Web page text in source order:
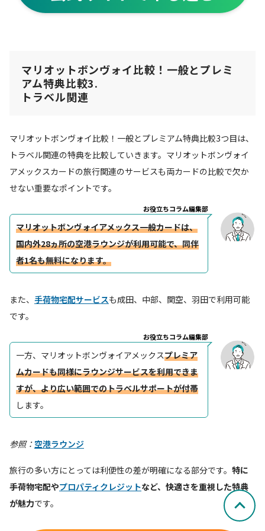
マリオットボンヴォイ比較！一般とプレミ
アム特典比較3.
トラベル関連
マリオットボンヴォイ比較！一般とプレミアム特典比較3つ目は、
トラベル関連の特典を比較していきます。マリオットボンヴォイ
アメックスカードの旅行関連のサービスも両カードの比較で欠か
せない重要なポイントです。
お役立ちコラム編集部
マリオットボンヴォイアメックス一般カードは、
国内外28ヵ所の空港ラウンジが利用可能で、同伴
者1名も無料になります。
また、 手荷物宅配サービスも成田、中部、関空、羽田で利用可能
です。
お役立ちコラム編集部
一方、マリオットボンヴォイアメックスプレミア
ムカードも同様にラウンジサービスを利用できま
すが、より広い範囲でのトラベルサポートが付帯
します。
参照：空港ラウンジ
旅行の多い方にとっては利便性の差が明確になる部分です。 特に
手荷物宅配やプロパティクレジットなど、快適さを重視した特典
が魅力です。